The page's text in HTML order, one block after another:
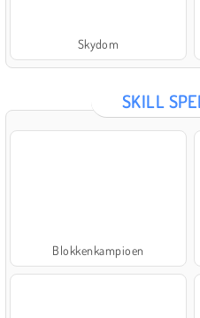
Skydom
SKILL
Blokkenkampioen